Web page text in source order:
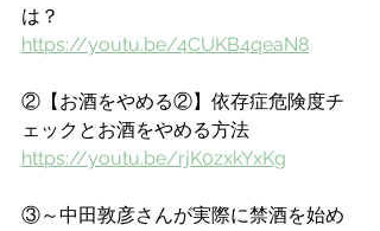
は？
https://youtu.be/4CUKB4qeaN8
②【お酒をやめる②】依存症危険度チ
ェックとお酒をやめる方法
https://youtu.be/rjK0zxkYxKg
③～中田敦彦さんが実際に禁酒を始め